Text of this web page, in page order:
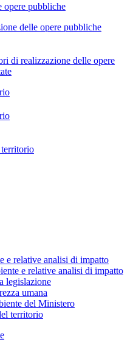
opere pubbliche
delle opere pubbliche
di realizzazione delle opere
e relative analisi di impatto
e relative analisi di impatto
legislazione
umana
del Ministero
territorio